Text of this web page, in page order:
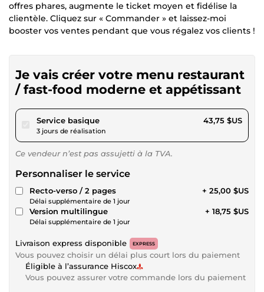
offres phares, augmente le ticket moyen et fidélise la
clientèle. Cliquez sur « Commander » et laissez-moi
booster vos ventes pendant que vous régalez vos clients !
Je vais créer votre menu restaurant
/ fast-food moderne et appétissant
Service basiquepour 40,32 $US
3 jours de réalisation
43,75 $US
Ce vendeur n’est pas assujetti à la TVA.
Personnaliser le service
Recto-verso / 2 pages
Délai supplémentaire de 1 jour
+ 25,00 $US
Version multilingue
Délai supplémentaire de 1 jour
+ 18,75 $US
Livraison express disponible EXPRESS
Vous pouvez choisir un délai plus court lors du paiement
Éligible à l’assurance Hiscox
Vous pouvez assurer votre commande lors du paiement